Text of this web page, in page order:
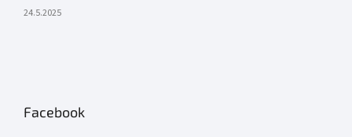
24.5.2025
Facebook